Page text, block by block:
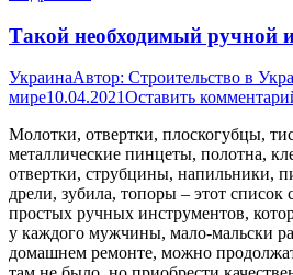
Такой необходимый ручной
УкраинаАвтор: Строительство в
мире10.04.2021Оставить
Молотки, отвертки, плоскогубцы,
металлические пинцеты, полотна,
отвертки, струбцины, напильники,
дрели, зубила, топоры – этот
простых ручных инструментов,
у каждого мужчины, мало-мальски
домашнем ремонте, можно